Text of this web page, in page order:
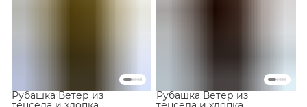
Рубашка Ветер из Рубашка Ветер из